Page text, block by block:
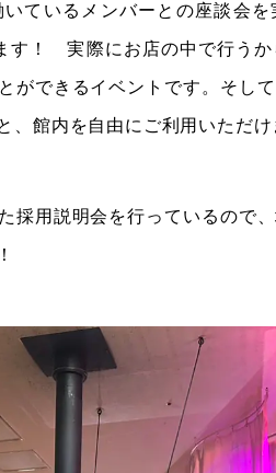
ているメンバーとの座談会
す！ 実際にお店の中で行う
ができるイベントです。そし
、館内を自由にご利用いただけ
採用説明会を行っているので